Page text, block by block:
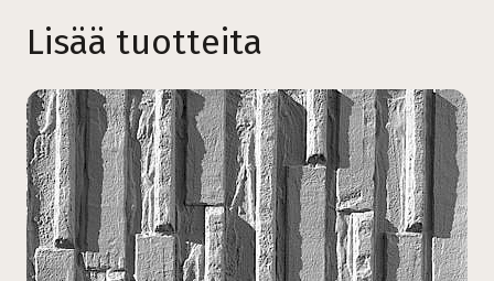
Lisää tuotteita